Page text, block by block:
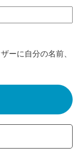
ーに自分の名前、